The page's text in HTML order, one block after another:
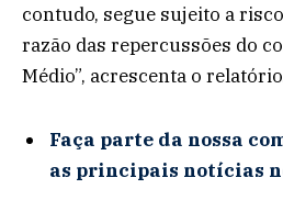
contudo, segue sujeito a
razão das repercussões do
Médio”, acrescenta o
Faça parte da nossa
as principais notícias